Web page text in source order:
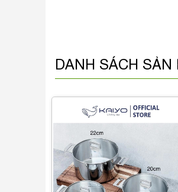
DANH SÁCH SẢN